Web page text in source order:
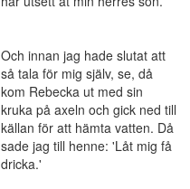
Och innan jag hade slutat att
så tala för mig själv, se, då
kom Rebecka ut med sin
kruka på axeln och gick ned till
källan för att hämta vatten. Då
sade jag till henne: 'Låt mig få
dricka.'